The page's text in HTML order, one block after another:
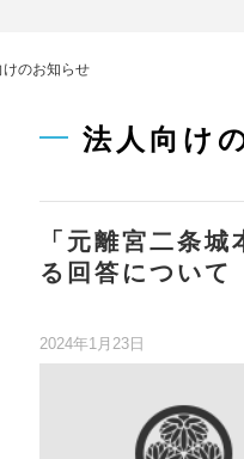
けのお知らせ
法人向け
「元離宮二条
る回答について
2024年1月23日